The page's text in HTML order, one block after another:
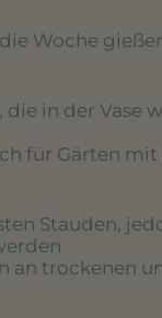
Woche
die in der Vase
für Gärten
Stauden,
an trockenen